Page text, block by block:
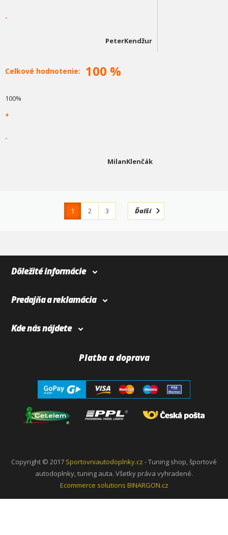
-
PeterKendžur
Celkové hodnotenie: 100 %
100%
+
-
MilanKlenčák
1 2
3
Ďalší
Dôležité informácie
Predajňa a reklamácia
Kde nás nájdete
Platba a doprava
Copyright © 2017 Sportovniautodoplnky.cz - Tuning shop, športové
autodoplnky, tuning auta. Všetky práva vyhradené.
Ecommerce solutions BINARGON.cz